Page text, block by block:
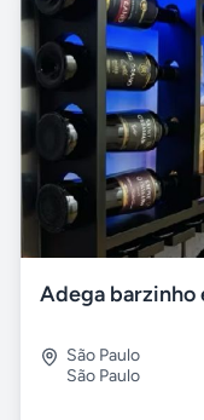
São Paulo
São Paulo